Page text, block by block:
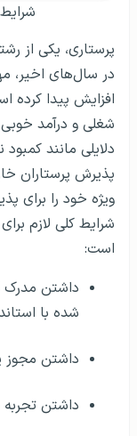
پرستاری، یکی از
در سال‌های اخیر،
افزایش پیدا کرده
شغلی و درآمد
دلایلی مانند
پذیرش پرستاران
ویژه خود را برای
شرایط کلی لازم
است:
داشتن مدرک
شده با
داشتن مجوز
داشتن